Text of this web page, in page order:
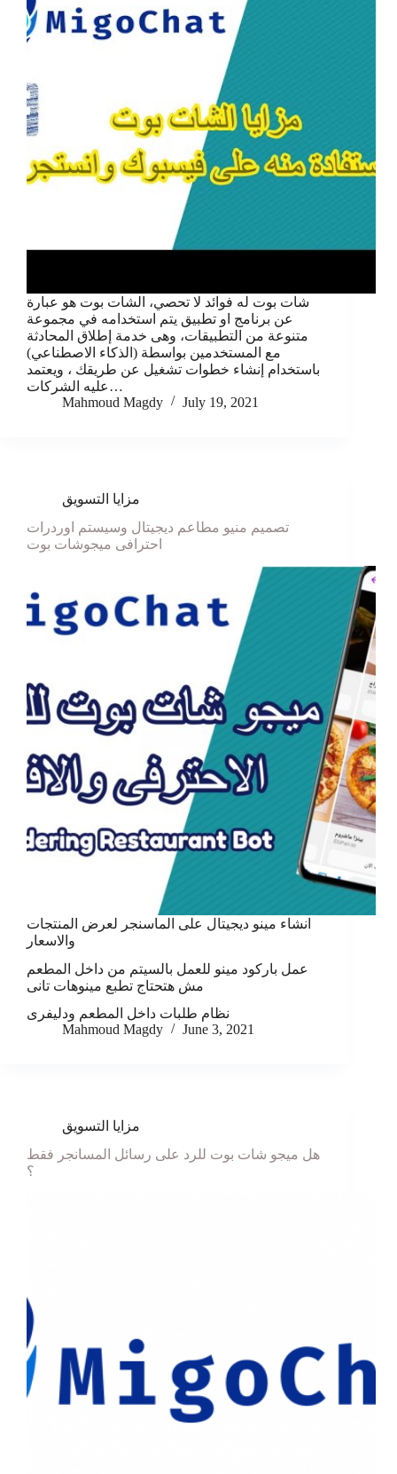
شات بوت له فوائد لا تحصي، الشات بوت هو عبارة
عن برنامج او تطبيق يتم استخدامه في مجموعة
متنوعة من التطبيقات، وهى خدمة إطلاق المحادثة
مع المستخدمين بواسطة (الذكاء الاصطناعي)
باستخدام إنشاء خطوات تشغيل عن طريقك ، ويعتمد
عليه الشركات…
Mahmoud Magdy
July 19, 2021
مزايا التسويق
تصميم منيو مطاعم ديجيتال وسيستم اوردرات
احترافى ميجوشات بوت
انشاء مينو ديجيتال على الماسنجر لعرض المنتجات
والاسعار
عمل باركود مينو للعمل بالسيتم من داخل المطعم
مش هتحتاج تطبع مينوهات تانى
نظام طلبات داخل المطعم ودليفرى
Mahmoud Magdy
June 3, 2021
مزايا التسويق
هل ميجو شات بوت للرد على رسائل المسانجر فقط
؟